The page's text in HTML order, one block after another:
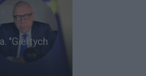
"Giertych